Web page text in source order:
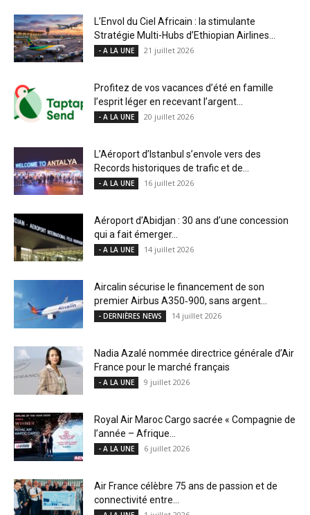
L’Envol du Ciel Africain : la stimulante
Stratégie Multi-Hubs d’Ethiopian Airlines...
- A LA UNE 21 juillet 2026
Profitez de vos vacances d’été en famille
l’esprit léger en recevant l’argent...
- A LA UNE 20 juillet 2026
L’Aéroport d’Istanbul s’envole vers des
Records historiques de trafic et de...
- A LA UNE 16 juillet 2026
Aéroport d’Abidjan : 30 ans d’une concession
qui a fait émerger...
- A LA UNE 14 juillet 2026
Aircalin sécurise le financement de son
premier Airbus A350‑900, sans argent...
- DERNIÈRES NEWS 14 juillet 2026
Nadia Azalé nommée directrice générale d’Air
France pour le marché français
- A LA UNE 9 juillet 2026
Royal Air Maroc Cargo sacrée « Compagnie de
l’année – Afrique...
- A LA UNE 6 juillet 2026
Air France célèbre 75 ans de passion et de
connectivité entre...